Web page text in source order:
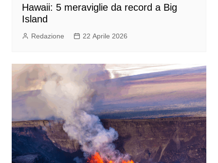
Hawaii: 5 meraviglie da record a Big
Island
Redazione 22 Aprile 2026